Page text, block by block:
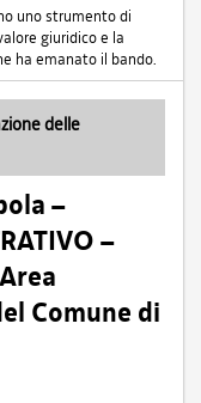
uno strumento di
giuridico e la
ha emanato il bando.
delle
–
–
Comune di